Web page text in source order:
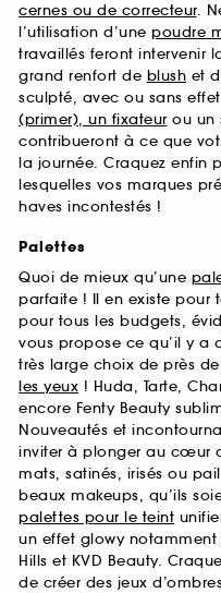
cernes ou de correcteur.
l’utilisation d’une poudre
travaillés feront intervenir
grand renfort de blush et
sculpté, avec ou sans
(primer), un fixateur ou un
contribueront à ce que
la journée. Craquez enfin
lesquelles vos marques
haves incontestés !
Palettes
Quoi de mieux qu’une
parfaite ! Il en existe pour
pour tous les budgets,
vous propose ce qu’il y a
très large choix de près
les yeux ! Huda, Tarte,
encore Fenty Beauty
Nouveautés et
inviter à plonger au cœur
mats, satinés, irisés ou
beaux makeups, qu’ils
palettes pour le teint
un effet glowy notamment
Hills et KVD Beauty.
de créer des jeux